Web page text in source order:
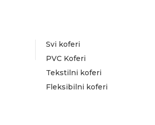
Svi koferi
PVC Koferi
Tekstilni koferi
Fleksibilni koferi